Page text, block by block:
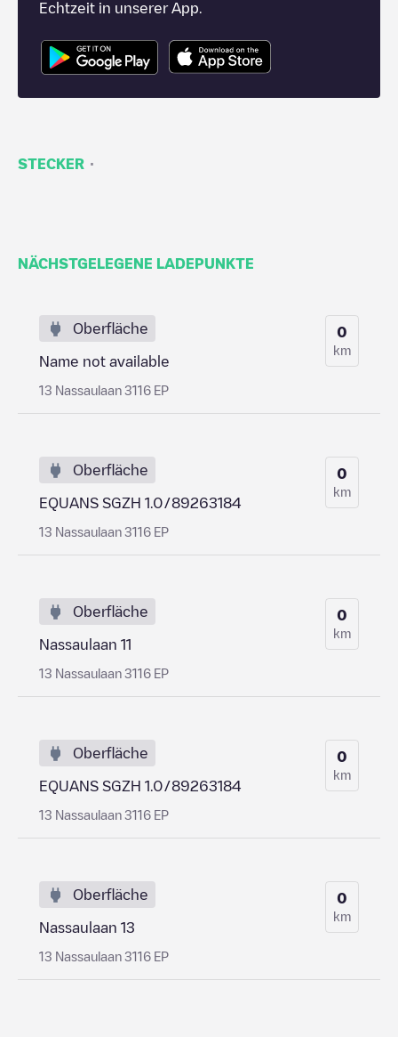
Echtzeit in unserer App.
STECKER ·
NÄCHSTGELEGENE LADEPUNKTE
Oberfläche
Name not available
13 Nassaulaan 3116 EP
0
km
Oberfläche
EQUANS SGZH 1.0/89263184
13 Nassaulaan 3116 EP
0
km
Oberfläche
Nassaulaan 11
13 Nassaulaan 3116 EP
0
km
Oberfläche
EQUANS SGZH 1.0/89263184
13 Nassaulaan 3116 EP
0
km
Oberfläche
Nassaulaan 13
13 Nassaulaan 3116 EP
0
km